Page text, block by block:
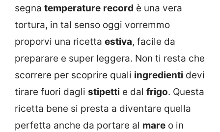
segna temperature record è una vera
tortura, in tal senso oggi vorremmo
proporvi una ricetta estiva, facile da
preparare e super leggera. Non ti resta che
scorrere per scoprire quali ingredienti devi
tirare fuori dagli stipetti e dal frigo. Questa
ricetta bene si presta a diventare quella
perfetta anche da portare al mare o in